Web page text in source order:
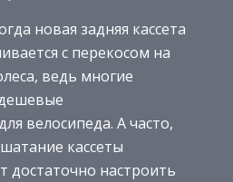
новая задняя кассета
с перекосом на
ведь многие
велосипеда. А часто,
кассеты
достаточно настроить